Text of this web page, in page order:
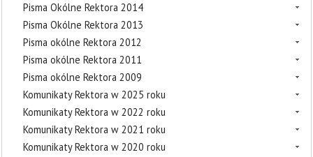
Pisma Okólne Rektora 2014
Pisma Okólne Rektora 2013
Pisma okólne Rektora 2012
Pisma okólne Rektora 2011
Pisma okólne Rektora 2009
Komunikaty Rektora w 2025 roku
Komunikaty Rektora w 2022 roku
Komunikaty Rektora w 2021 roku
Komunikaty Rektora w 2020 roku